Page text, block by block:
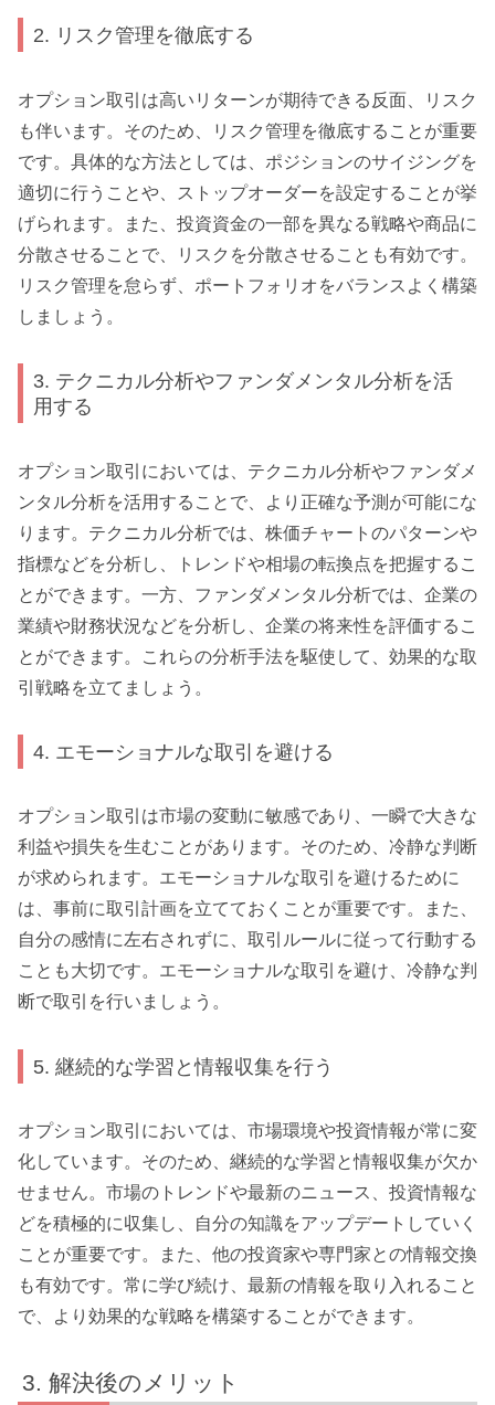
2. リスク管理を徹底する
オプション取引は高いリターンが期待できる反面、リスク
も伴います。そのため、リスク管理を徹底することが重要
です。具体的な方法としては、ポジションのサイジングを
適切に行うことや、ストップオーダーを設定することが挙
げられます。また、投資資金の一部を異なる戦略や商品に
分散させることで、リスクを分散させることも有効です。
リスク管理を怠らず、ポートフォリオをバランスよく構築
しましょう。
3. テクニカル分析やファンダメンタル分析を活
用する
オプション取引においては、テクニカル分析やファンダメ
ンタル分析を活用することで、より正確な予測が可能にな
ります。テクニカル分析では、株価チャートのパターンや
指標などを分析し、トレンドや相場の転換点を把握するこ
とができます。一方、ファンダメンタル分析では、企業の
業績や財務状況などを分析し、企業の将来性を評価するこ
とができます。これらの分析手法を駆使して、効果的な取
引戦略を立てましょう。
4. エモーショナルな取引を避ける
オプション取引は市場の変動に敏感であり、一瞬で大きな
利益や損失を生むことがあります。そのため、冷静な判断
が求められます。エモーショナルな取引を避けるために
は、事前に取引計画を立てておくことが重要です。また、
自分の感情に左右されずに、取引ルールに従って行動する
ことも大切です。エモーショナルな取引を避け、冷静な判
断で取引を行いましょう。
5. 継続的な学習と情報収集を行う
オプション取引においては、市場環境や投資情報が常に変
化しています。そのため、継続的な学習と情報収集が欠か
せません。市場のトレンドや最新のニュース、投資情報な
どを積極的に収集し、自分の知識をアップデートしていく
ことが重要です。また、他の投資家や専門家との情報交換
も有効です。常に学び続け、最新の情報を取り入れること
で、より効果的な戦略を構築することができます。
解決後のメリット